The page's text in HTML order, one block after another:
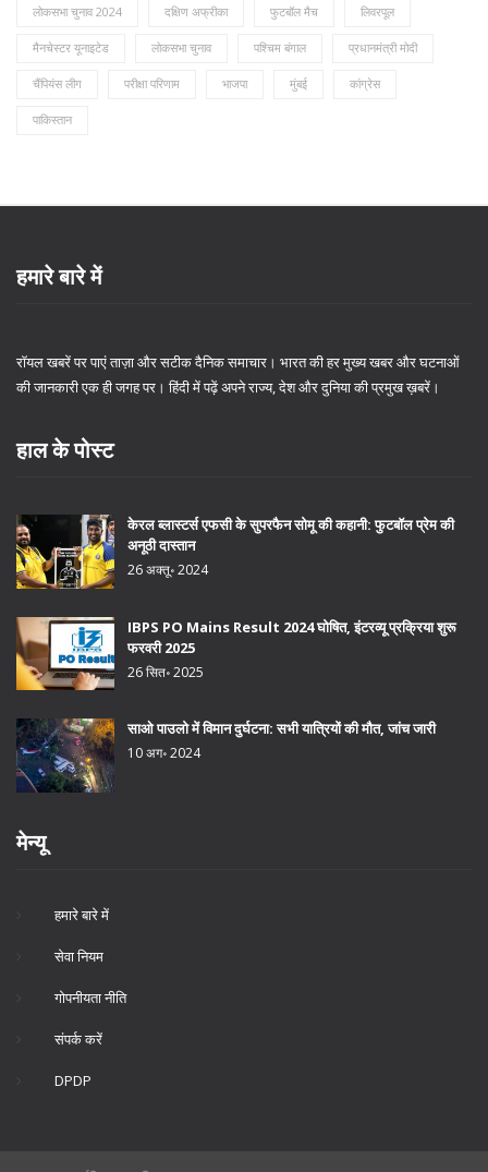
लोकसभा चुनाव 2024 दक्षिण अफ्रीका फुटबॉल मैच लिवरपूल
मैनचेस्टर यूनाइटेड लोकसभा चुनाव पश्चिम बंगाल प्रधानमंत्री मोदी
चैंपियंस लीग परीक्षा परिणाम भाजपा मुंबई कांग्रेस
पाकिस्तान
हमारे बारे में
रॉयल खबरें पर पाएं ताज़ा और सटीक दैनिक समाचार। भारत की हर मुख्य खबर और घटनाओं
की जानकारी एक ही जगह पर। हिंदी में पढ़ें अपने राज्य, देश और दुनिया की प्रमुख ख़बरें।
हाल के पोस्ट
केरल ब्लास्टर्स एफसी के सुपरफैन सोमू की कहानी: फुटबॉल प्रेम की
अनूठी दास्तान
26 अक्तू॰ 2024
IBPS PO Mains Result 2024 घोषित, इंटरव्यू प्रक्रिया शुरू
फरवरी 2025
26 सित॰ 2025
साओ पाउलो में विमान दुर्घटना: सभी यात्रियों की मौत, जांच जारी
10 अग॰ 2024
मेन्यू
हमारे बारे में
सेवा नियम
गोपनीयता नीति
संपर्क करें
DPDP